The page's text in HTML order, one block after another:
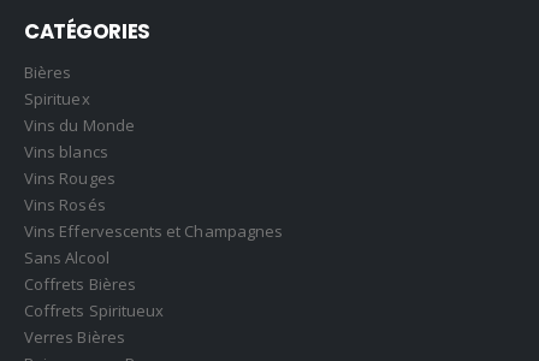
CATÉGORIES
Bières
Spirituex
Vins du Monde
Vins blancs
Vins Rouges
Vins Rosés
Vins Effervescents et Champagnes
Sans Alcool
Coffrets Bières
Coffrets Spiritueux
Verres Bières